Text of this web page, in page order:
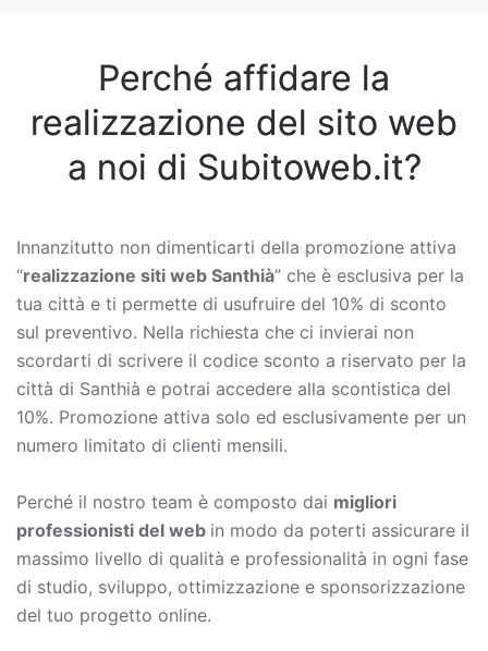
Perché affidare la
realizzazione del sito web
a noi di Subitoweb.it?
Innanzitutto non dimenticarti della promozione attiva
“realizzazione siti web Santhià” che è esclusiva per la
tua città e ti permette di usufruire del 10% di sconto
sul preventivo. Nella richiesta che ci invierai non
scordarti di scrivere il codice sconto a riservato per la
città di Santhià e potrai accedere alla scontistica del
10%. Promozione attiva solo ed esclusivamente per un
numero limitato di clienti mensili.
Perché il nostro team è composto dai migliori
professionisti del web in modo da poterti assicurare il
massimo livello di qualità e professionalità in ogni fase
di studio, sviluppo, ottimizzazione e sponsorizzazione
del tuo progetto online.